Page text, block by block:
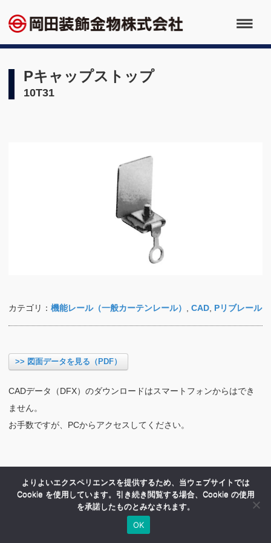
Pキャップストップ
10T31
カテゴリ： 機能レール（一般カーテンレール） CAD Pリブレール
>> 図面データを見る（PDF）
CADデータ（DFX）のダウンロードはスマートフォンからはでき
ません。
お手数ですが、PCからアクセスしてください。
よりよいエクスペリエンスを提供するため、当ウェブサイトでは
Cookie を使用しています。引き続き閲覧する場合、Cookie の使用
を承諾したものとみなされます。
OK